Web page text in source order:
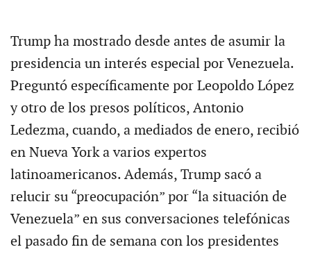
Trump ha mostrado desde antes de asumir la
presidencia un interés especial por Venezuela.
Preguntó específicamente por Leopoldo López
y otro de los presos políticos, Antonio
Ledezma, cuando, a mediados de enero, recibió
en Nueva York a varios expertos
latinoamericanos. Además, Trump sacó a
relucir su “preocupación” por “la situación de
Venezuela” en sus conversaciones telefónicas
el pasado fin de semana con los presidentes